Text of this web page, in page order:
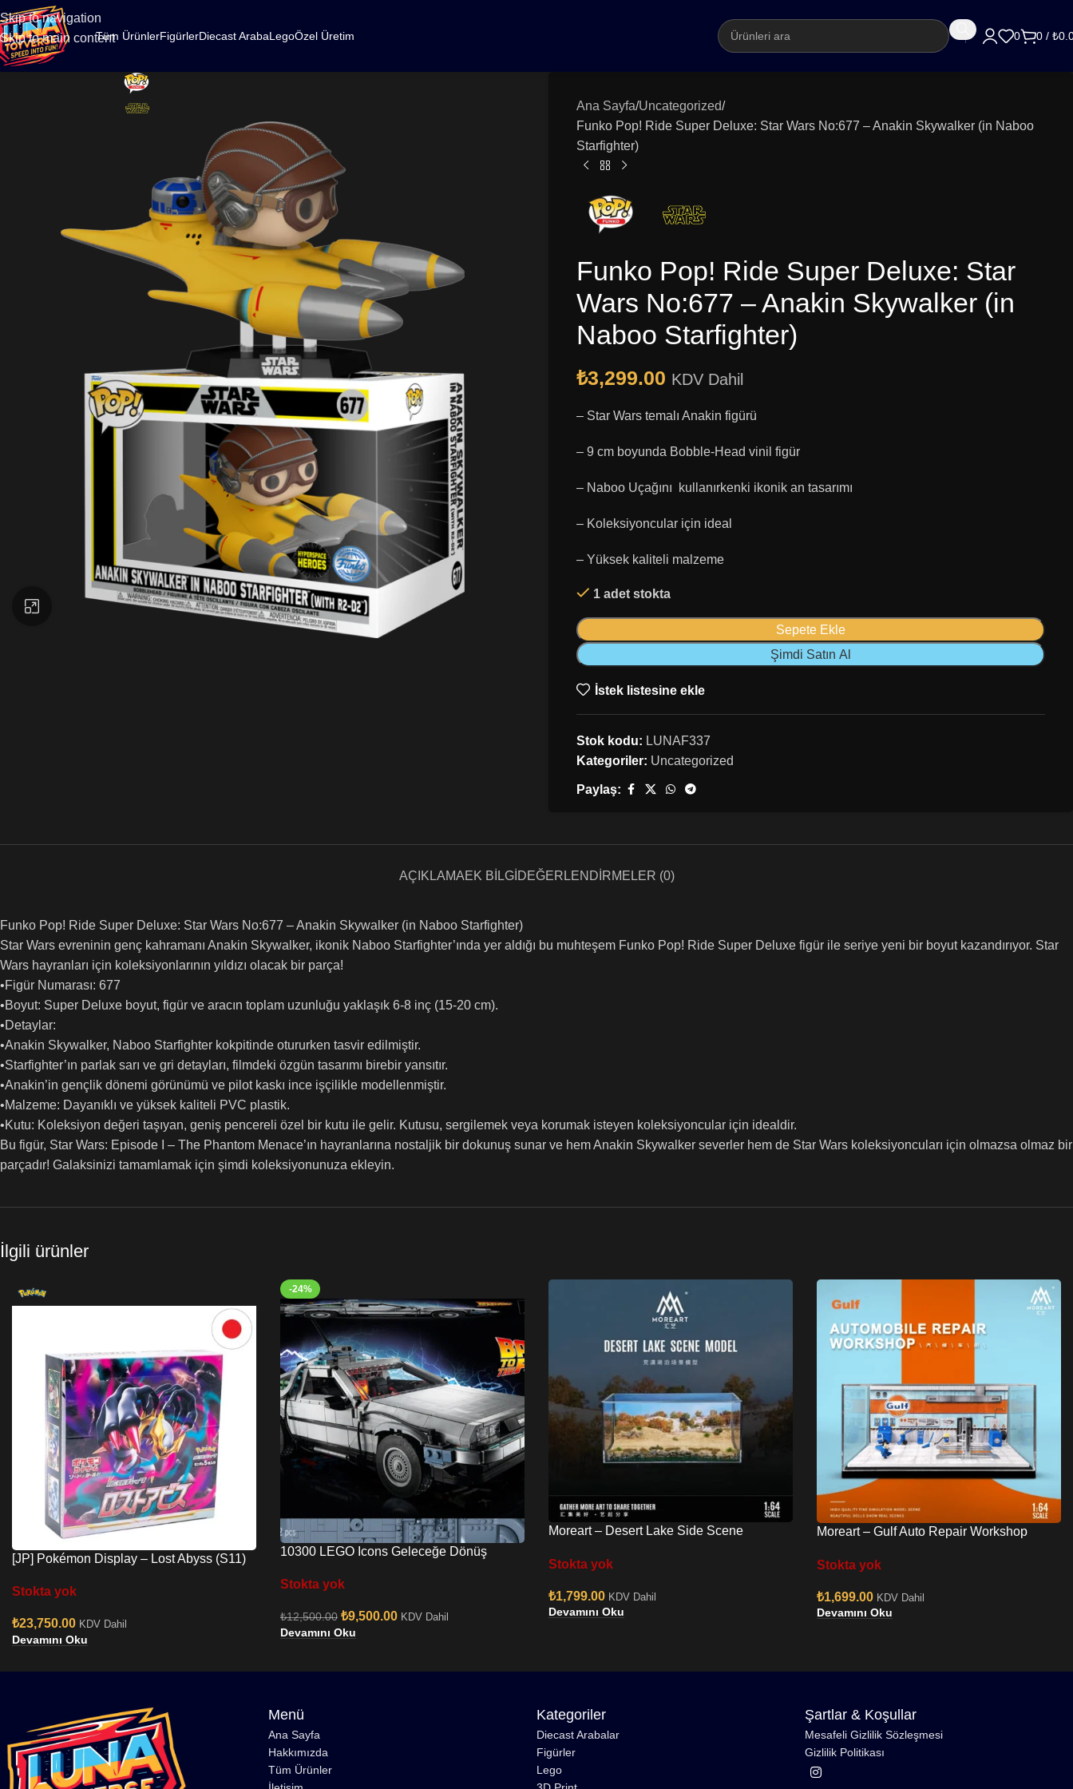
Skip to navigation
Skip to main contentTüm ÜrünlerFigürlerDiecast ArabaLegoÖzel Üretim 0 0 / ₺
Büyütmek için tıklayın
Ana Sayfa Uncategorized
Funko Pop! Ride Super Deluxe: Star Wars No:677 – Anakin Skywalker (in Naboo
Starfighter)
Funko Pop! Ride Super Deluxe: Star
Wars No:677 – Anakin Skywalker (in
Naboo Starfighter)
₺3,299.00 KDV Dahil
– Star Wars temalı Anakin figürü
– 9 cm boyunda Bobble-Head vinil figür
– Naboo Uçağını kullanırkenki ikonik an tasarımı
– Koleksiyoncular için ideal
– Yüksek kaliteli malzeme
1 adet stokta
Sepete Ekle
Şimdi Satın Al
İstek listesine ekle
Stok kodu: LUNAF337
Kategoriler: Uncategorized
Paylaş:
AÇIKLAMAEK BILGI DEĞERLENDIRMELER (0)
Funko Pop! Ride Super Deluxe: Star Wars No:677 – Anakin Skywalker (in Naboo Starfighter)
Star Wars evreninin genç kahramanı Anakin Skywalker, ikonik Naboo Starfighter’ında yer aldığı bu muhteşem Funko Pop! Ride Super Deluxe figür ile seriye yeni bir boyut kazandırıyor. Star
Wars hayranları için koleksiyonlarının yıldızı olacak bir parça!
•Figür Numarası: 677
•Boyut: Super Deluxe boyut, figür ve aracın toplam uzunluğu yaklaşık 6-8 inç (15-20 cm).
•Detaylar:
•Anakin Skywalker, Naboo Starfighter kokpitinde otururken tasvir edilmiştir.
•Starfighter’ın parlak sarı ve gri detayları, filmdeki özgün tasarımı birebir yansıtır.
•Anakin’in gençlik dönemi görünümü ve pilot kaskı ince işçilikle modellenmiştir.
•Malzeme: Dayanıklı ve yüksek kaliteli PVC plastik.
•Kutu: Koleksiyon değeri taşıyan, geniş pencereli özel bir kutu ile gelir. Kutusu, sergilemek veya korumak isteyen koleksiyoncular için idealdir.
Bu figür, Star Wars: Episode I – The Phantom Menace’ın hayranlarına nostaljik bir dokunuş sunar ve hem Anakin Skywalker severler hem de Star Wars koleksiyoncuları için olmazsa olmaz bir
parçadır! Galaksinizi tamamlamak için şimdi koleksiyonunuza ekleyin.
İlgili ürünler
[JP] Pokémon Display – Lost Abyss (S11)
Stokta yok
₺23,750.00 KDV Dahil
Devamını Oku
-24%
10300 LEGO Icons Geleceğe Dönüş
Stokta yok
₺12,500.00 ₺9,500.00 KDV Dahil
Devamını Oku
Moreart – Desert Lake Side Scene
Stokta yok
₺1,799.00 KDV Dahil
Devamını Oku
Moreart – Gulf Auto Repair Workshop
Stokta yok
₺1,699.00 KDV Dahil
Devamını Oku
Menü
Ana Sayfa
Hakkımızda
Tüm Ürünler
Kategoriler
Diecast Arabalar
Figürler
Lego
Şartlar & Koşullar
Mesafeli Gizlilik Sözleşmesi
Gizlilik Politikası